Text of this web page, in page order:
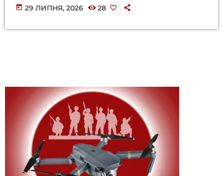
today 29 ЛИПНЯ, 2026 28